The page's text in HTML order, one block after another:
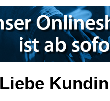
Liebe